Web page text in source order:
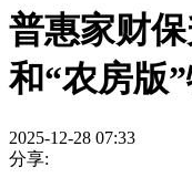
普惠家财
和“农房版
2025-12-28 07:33
分享: